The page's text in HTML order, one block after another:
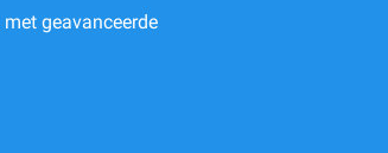
met geavanceerde